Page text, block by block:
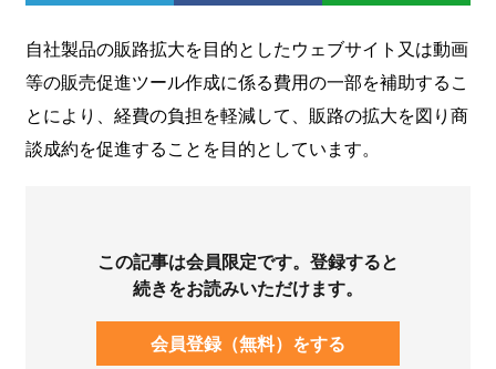
自社製品の販路拡大を目的としたウェブサイト又は動画
等の販売促進ツール作成に係る費用の一部を補助するこ
とにより、経費の負担を軽減して、販路の拡大を図り商
談成約を促進することを目的としています。
この記事は会員限定です。登録すると
続きをお読みいただけます。
会員登録（無料）をする